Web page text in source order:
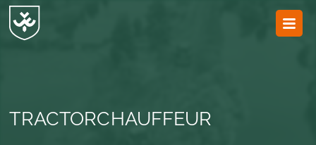
TRACTORCHAUFFEUR